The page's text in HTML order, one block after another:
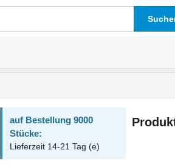
auf Bestellung 9000
Stücke:
Lieferzeit 14-21 Tag (e)